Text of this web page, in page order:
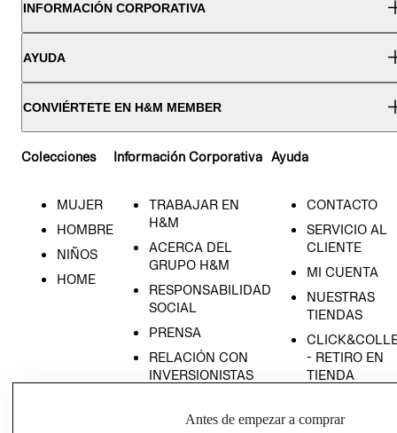
INFORMACIÓN CORPORATIVA
AYUDA
CONVIÉRTETE EN H&M MEMBER
Colecciones
MUJER
HOMBRE
NIÑOS
HOME
Información Corporativa
TRABAJAR EN
H&M
ACERCA DEL
GRUPO H&M
RESPONSABILIDAD
SOCIAL
PRENSA
RELACIÓN CON
INVERSIONISTAS
EMPRESARIAL
Ayuda
CONTACTO
SERVICIO AL
CLIENTE
MI CUENTA
NUESTRAS
TIENDAS
- RETIRO EN
TIENDA
CONDICIONES
Antes de empezar a comprar